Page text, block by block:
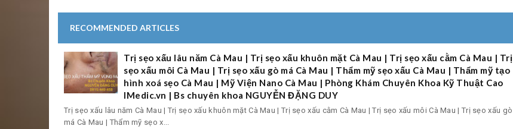
RECOMMENDED ARTICLES
Trị sẹo xấu lâu năm Cà Mau | Trị sẹo xấu khuôn mặt Cà Mau | Trị sẹo xấu cằm Cà Mau | Trị
sẹo xấu môi Cà Mau | Trị sẹo xấu gò má Cà Mau | Thẩm mỹ sẹo xấu Cà Mau | Thẩm mỹ tạo
hình xoá sẹo Cà Mau | Mỹ Viện Nano Cà Mau | Phòng Khám Chuyên Khoa Kỹ Thuật Cao
IMedic.vn | Bs chuyên khoa NGUYỄN ĐẶNG DUY
Trị sẹo xấu lâu năm Cà Mau | Trị sẹo xấu khuôn mặt Cà Mau | Trị sẹo xấu cằm Cà Mau | Trị sẹo xấu môi Cà Mau | Trị sẹo xấu gò
má Cà Mau | Thẩm mỹ sẹo x...